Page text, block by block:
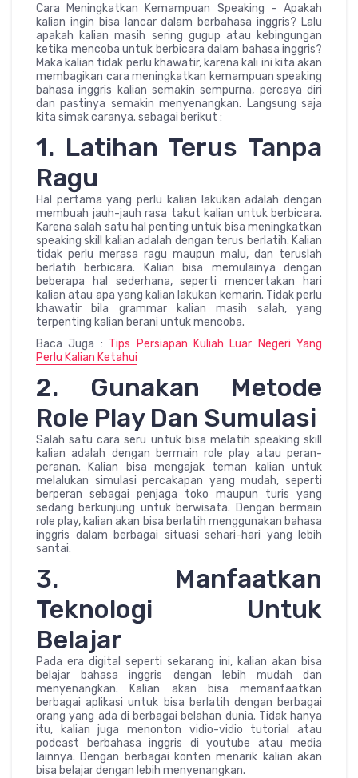
Cara Meningkatkan Kemampuan Speaking – Apakah
kalian ingin bisa lancar dalam berbahasa inggris? Lalu
apakah kalian masih sering gugup atau kebingungan
ketika mencoba untuk berbicara dalam bahasa inggris?
Maka kalian tidak perlu khawatir, karena kali ini kita akan
membagikan cara meningkatkan kemampuan speaking
bahasa inggris kalian semakin sempurna, percaya diri
dan pastinya semakin menyenangkan. Langsung saja
kita simak caranya. sebagai berikut :
1. Latihan Terus Tanpa
Ragu
Hal pertama yang perlu kalian lakukan adalah dengan
membuah jauh-jauh rasa takut kalian untuk berbicara.
Karena salah satu hal penting untuk bisa meningkatkan
speaking skill kalian adalah dengan terus berlatih. Kalian
tidak perlu merasa ragu maupun malu, dan teruslah
berlatih berbicara. Kalian bisa memulainya dengan
beberapa hal sederhana, seperti mencertakan hari
kalian atau apa yang kalian lakukan kemarin. Tidak perlu
khawatir bila grammar kalian masih salah, yang
terpenting kalian berani untuk mencoba.
Baca Juga : Tips Persiapan Kuliah Luar Negeri Yang
Perlu Kalian Ketahui
2. Gunakan Metode
Role Play Dan Sumulasi
Salah satu cara seru untuk bisa melatih speaking skill
kalian adalah dengan bermain role play atau peran-
peranan. Kalian bisa mengajak teman kalian untuk
melalukan simulasi percakapan yang mudah, seperti
berperan sebagai penjaga toko maupun turis yang
sedang berkunjung untuk berwisata. Dengan bermain
role play, kalian akan bisa berlatih menggunakan bahasa
inggris dalam berbagai situasi sehari-hari yang lebih
santai.
3. Manfaatkan
Teknologi Untuk
Belajar
Pada era digital seperti sekarang ini, kalian akan bisa
belajar bahasa inggris dengan lebih mudah dan
menyenangkan. Kalian akan bisa memanfaatkan
berbagai aplikasi untuk bisa berlatih dengan berbagai
orang yang ada di berbagai belahan dunia. Tidak hanya
itu, kalian juga menonton vidio-vidio tutorial atau
podcast berbahasa inggris di youtube atau media
lainnya. Dengan berbagai konten menarik kalian akan
bisa belajar dengan lebih menyenangkan.